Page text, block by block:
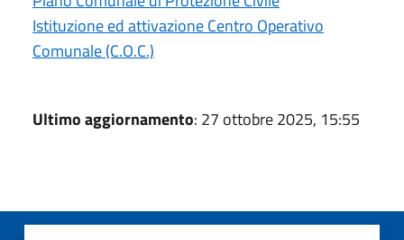
Istituzione ed attivazione Centro Operativo
Comunale (C.O.C.)
Ultimo aggiornamento: 27 ottobre 2025, 15:55